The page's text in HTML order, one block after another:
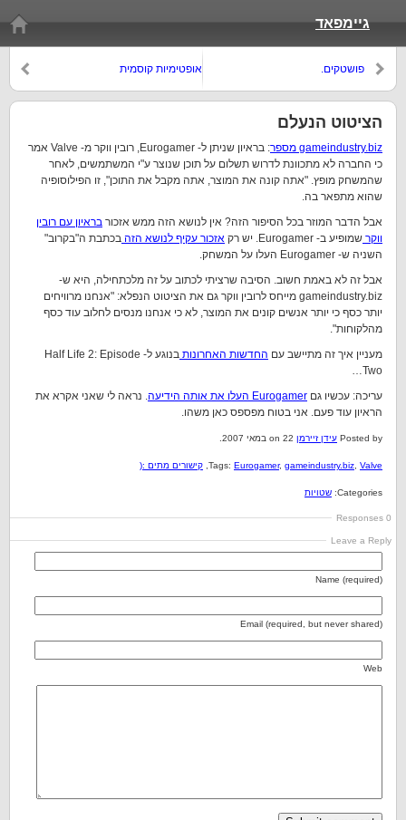
גיימפאד
אופטימיות קוסמית פושטקים.
הציטוט הנעלם
gameindustry.biz מספר
: בראיון שניתן ל- Eurogamer, רובין ווקר מ- Valve אמר
כי החברה לא מתכוונת לדרוש תשלום על תוכן שנוצר ע"י המשתמשים, לאחר
שהמשחק מופץ. "אתה קונה את המוצר, אתה מקבל את התוכן", זו הפילוסופיה
שהוא מתפאר בה.
אבל הדבר המוזר בכל הסיפור הזה? אין לנושא הזה ממש אזכור בראיון עם רובין
ווקר שמופיע ב- Eurogamer. יש רק אזכור עקיף לנושא הזה בכתבת ה"בקרוב"
השניה ש- Eurogamer העלו על המשחק.
אבל זה לא באמת חשוב. הסיבה שרציתי לכתוב על זה מלכתחילה, היא ש-
gameindustry.biz מייחס לרובין ווקר גם את הציטוט הנפלא: "אנחנו מרוויחים
יותר כסף כי יותר אנשים קונים את המוצר, לא כי אנחנו מנסים לחלוב עוד כסף
מהלקוחות".
מעניין איך זה מתיישב עם החדשות האחרונות
בנוגע ל- Half Life 2: Episode
Two…
עריכה: עכשיו גם Eurogamer העלו את אותה הידיעה
. נראה לי שאני אקרא את
הראיון עוד פעם. אני בטוח מפספס כאן משהו.
Posted by עידן זיירמן
Tags: Eurogamer, gameindustry.biz Valve קישורים מתים :(
Categories: שטויות
0 Responses
Leave a Reply
Name (required)
Email (required, but never shared)
Web